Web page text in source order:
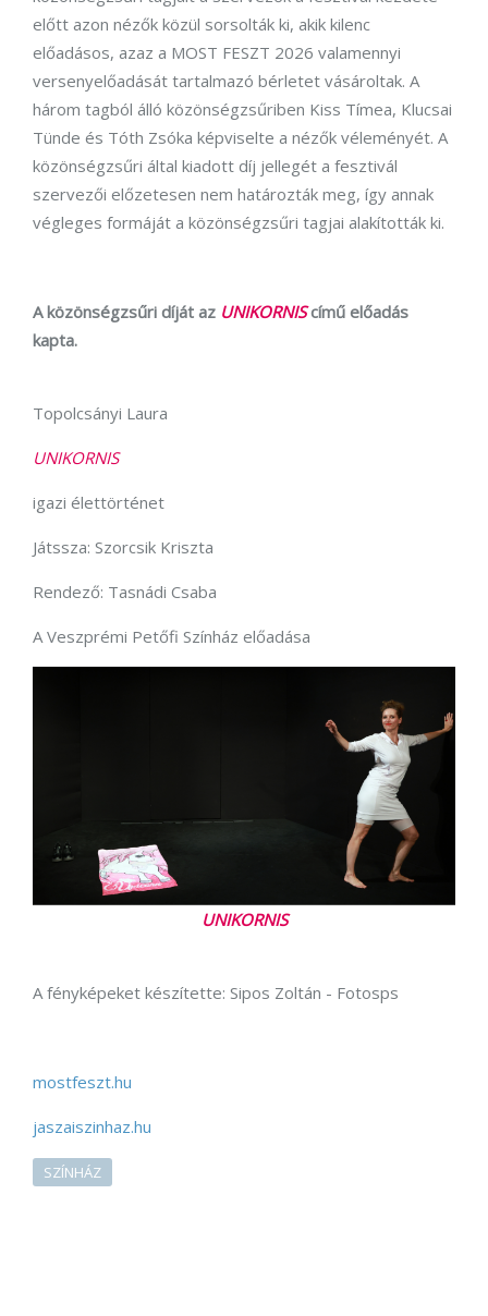
előtt azon nézők közül sorsolták ki, akik kilenc
előadásos, azaz a MOST FESZT 2026 valamennyi
versenyelőadását tartalmazó bérletet vásároltak. A
három tagból álló közönségzsűriben Kiss Tímea, Klucsai
Tünde és Tóth Zsóka képviselte a nézők véleményét. A
közönségzsűri által kiadott díj jellegét a fesztivál
szervezői előzetesen nem határozták meg, így annak
végleges formáját a közönségzsűri tagjai alakították ki.
A közönségzsűri díját az UNIKORNIScímű előadás
kapta.
Topolcsányi Laura
UNIKORNIS
igazi élettörténet
Játssza: Szorcsik Kriszta
Rendező: Tasnádi Csaba
A Veszprémi Petőfi Színház előadása
UNIKORNIS
A fényképeket készítette: Sipos Zoltán - Fotosps
mostfeszt.hu
jaszaiszinhaz.hu
SZÍNHÁZ